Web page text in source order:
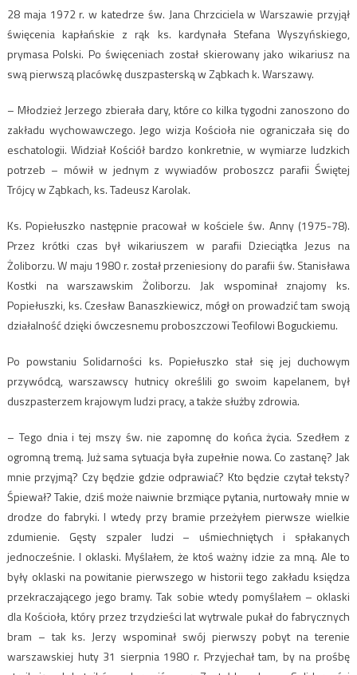
28 maja 1972 r. w katedrze św. Jana Chrzciciela w Warszawie przyjął
święcenia kapłańskie z rąk ks. kardynała Stefana Wyszyńskiego,
prymasa Polski. Po święceniach został skierowany jako wikariusz na
swą pierwszą placówkę duszpasterską w Ząbkach k. Warszawy.
– Młodzież Jerzego zbierała dary, które co kilka tygodni zanoszono do
zakładu wychowawczego. Jego wizja Kościoła nie ograniczała się do
eschatologii. Widział Kościół bardzo konkretnie, w wymiarze ludzkich
potrzeb – mówił w jednym z wywiadów proboszcz parafii Świętej
Trójcy w Ząbkach, ks. Tadeusz Karolak.
Ks. Popiełuszko następnie pracował w kościele św. Anny (1975-78).
Przez krótki czas był wikariuszem w parafii Dzieciątka Jezus na
Żoliborzu. W maju 1980 r. został przeniesiony do parafii św. Stanisława
Kostki na warszawskim Żoliborzu. Jak wspominał znajomy ks.
Popiełuszki, ks. Czesław Banaszkiewicz, mógł on prowadzić tam swoją
działalność dzięki ówczesnemu proboszczowi Teofilowi Boguckiemu.
Po powstaniu Solidarności ks. Popiełuszko stał się jej duchowym
przywódcą, warszawscy hutnicy określili go swoim kapelanem, był
duszpasterzem krajowym ludzi pracy, a także służby zdrowia.
– Tego dnia i tej mszy św. nie zapomnę do końca życia. Szedłem z
ogromną tremą. Już sama sytuacja była zupełnie nowa. Co zastanę? Jak
mnie przyjmą? Czy będzie gdzie odprawiać? Kto będzie czytał teksty?
Śpiewał? Takie, dziś może naiwnie brzmiące pytania, nurtowały mnie w
drodze do fabryki. I wtedy przy bramie przeżyłem pierwsze wielkie
zdumienie. Gęsty szpaler ludzi – uśmiechniętych i spłakanych
jednocześnie. I oklaski. Myślałem, że ktoś ważny idzie za mną. Ale to
były oklaski na powitanie pierwszego w historii tego zakładu księdza
przekraczającego jego bramy. Tak sobie wtedy pomyślałem – oklaski
dla Kościoła, który przez trzydzieści lat wytrwale pukał do fabrycznych
bram – tak ks. Jerzy wspominał swój pierwszy pobyt na terenie
warszawskiej huty 31 sierpnia 1980 r. Przyjechał tam, by na prośbę